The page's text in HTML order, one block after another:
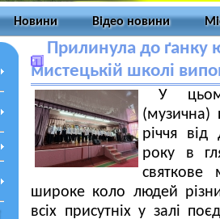
Новини Відео новини
Прилинула до ґанку
мистецькій школі
У
(музична)
річчя
року в
святкове
широке коло людей
всіх присутніх у залі